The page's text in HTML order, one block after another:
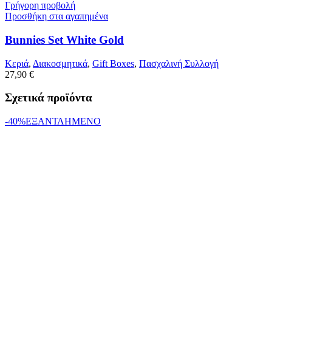
Γρήγορη προβολή
Προσθήκη στα αγαπημένα
Bunnies Set White Gold
Κεριά, Διακοσμητικά, Gift Boxes, Πασχαλινή Συλλογή
27,90 €
Σχετικά προϊόντα
-40%ΕΞΑΝΤΛΗΜΕΝΟ